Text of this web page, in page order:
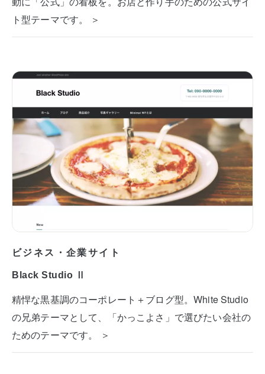
ト型テーマです。 ＞
ビジネス・企業サイト
Black Studio Ⅱ
精悍な黒基調のコーポレート＋ブログ型。White Studio
の兄弟テーマとして、「かっこよさ」で選びたい会社の
ためのテーマです。 ＞